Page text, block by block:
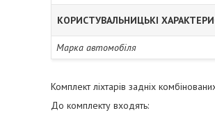
КОРИСТУВАЛЬНИЦЬКІ
Марка автомобіля
Комплект ліхтарів задніх
До комплекту входять: